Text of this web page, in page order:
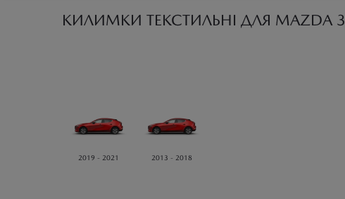
КИЛИМКИ ТЕКСТИЛЬНІ ДЛЯ MAZDA 3
2019 - 2021 2013 - 2018